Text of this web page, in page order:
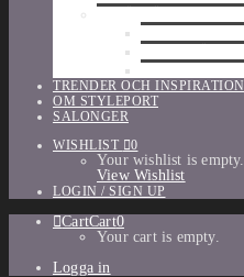
TRENDER OCH INSPIRATION
OM STYLEPORT
SALONGER
WISHLIST
0
Your wishlist is empty.
View Wishlist
LOGIN / SIGN UP
CartCart0
Your cart is empty.
Logga in